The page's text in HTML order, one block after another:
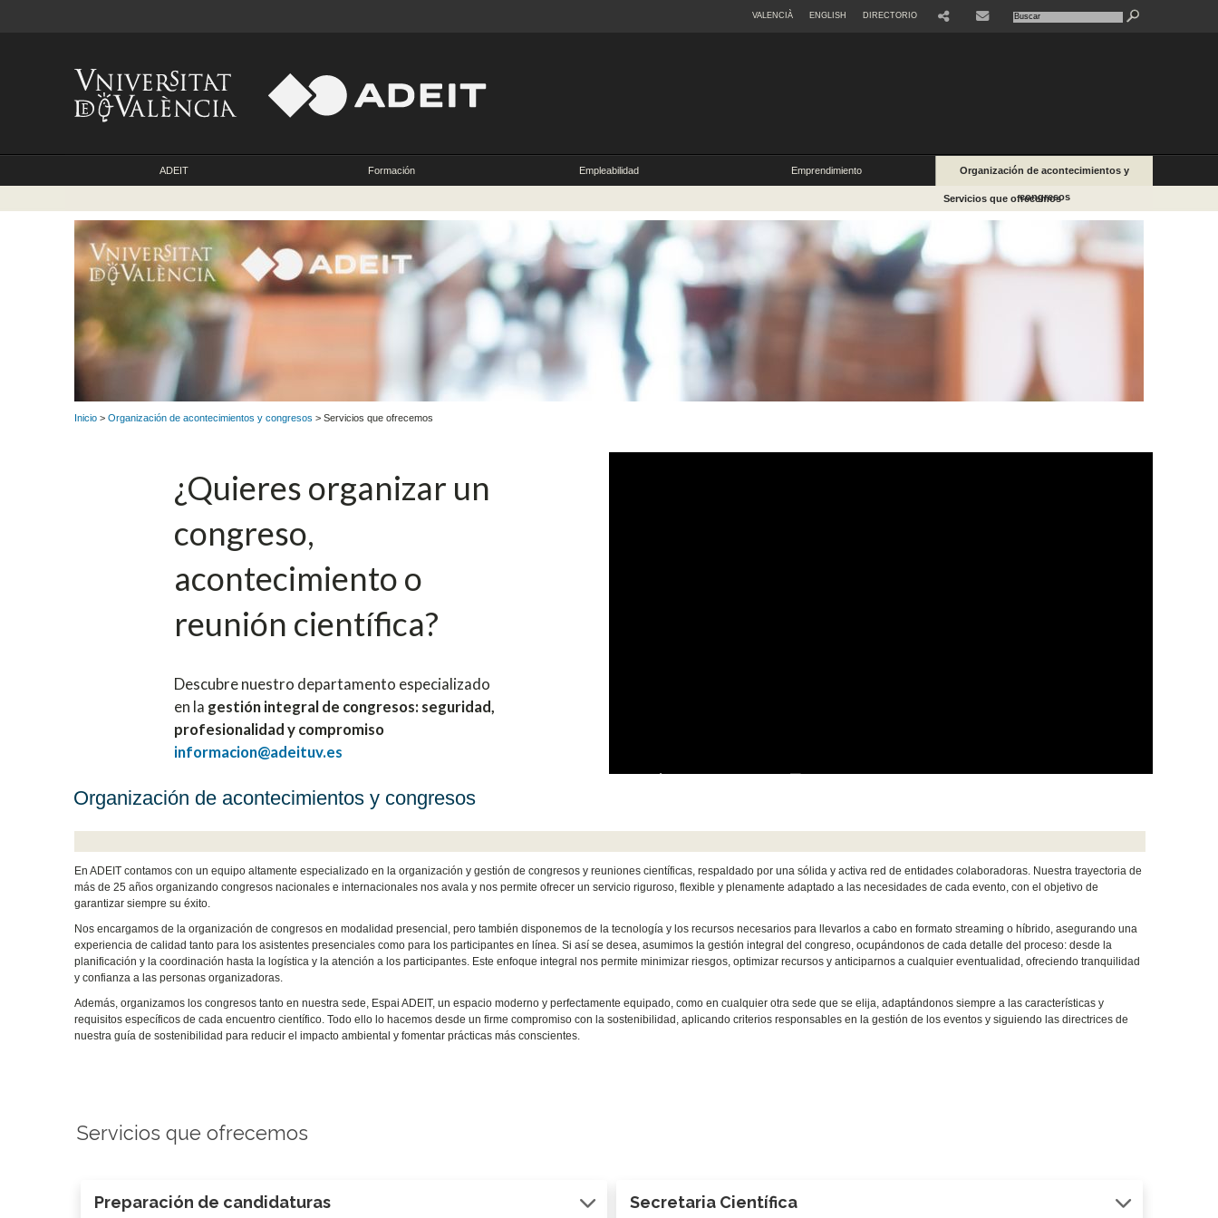
VALENCIÀ ENGLISH DIRECTORIO
ADEIT Formación Empleabilidad Emprendimiento Organización de acontecimientos y
congresos
Servicios que ofrecemos
Inicio > Organización de acontecimientos y congresos > Servicios que ofrecemos
¿Quieres organizar un
congreso,
acontecimiento o
reunión científica?
Descubre nuestro departamento especializado
en la gestión integral de congresos: seguridad,
profesionalidad y compromiso
informacion@adeituv.es
Organización de acontecimientos y congresos
En ADEIT contamos con un equipo altamente especializado en la organización y gestión de congresos y reuniones científicas, respaldado por una sólida y activa red de entidades colaboradoras. Nuestra trayectoria de
más de 25 años organizando congresos nacionales e internacionales nos avala y nos permite ofrecer un servicio riguroso, flexible y plenamente adaptado a las necesidades de cada evento, con el objetivo de
garantizar siempre su éxito.
Nos encargamos de la organización de congresos en modalidad presencial, pero también disponemos de la tecnología y los recursos necesarios para llevarlos a cabo en formato streaming o híbrido, asegurando una
experiencia de calidad tanto para los asistentes presenciales como para los participantes en línea. Si así se desea, asumimos la gestión integral del congreso, ocupándonos de cada detalle del proceso: desde la
planificación y la coordinación hasta la logística y la atención a los participantes. Este enfoque integral nos permite minimizar riesgos, optimizar recursos y anticiparnos a cualquier eventualidad, ofreciendo tranquilidad
y confianza a las personas organizadoras.
Además, organizamos los congresos tanto en nuestra sede, Espai ADEIT, un espacio moderno y perfectamente equipado, como en cualquier otra sede que se elija, adaptándonos siempre a las características y
requisitos específicos de cada encuentro científico. Todo ello lo hacemos desde un firme compromiso con la sostenibilidad, aplicando criterios responsables en la gestión de los eventos y siguiendo las directrices de
nuestra guía de sostenibilidad para reducir el impacto ambiental y fomentar prácticas más conscientes.
Servicios que ofrecemos
Preparación de candidaturas Secretaria Científica